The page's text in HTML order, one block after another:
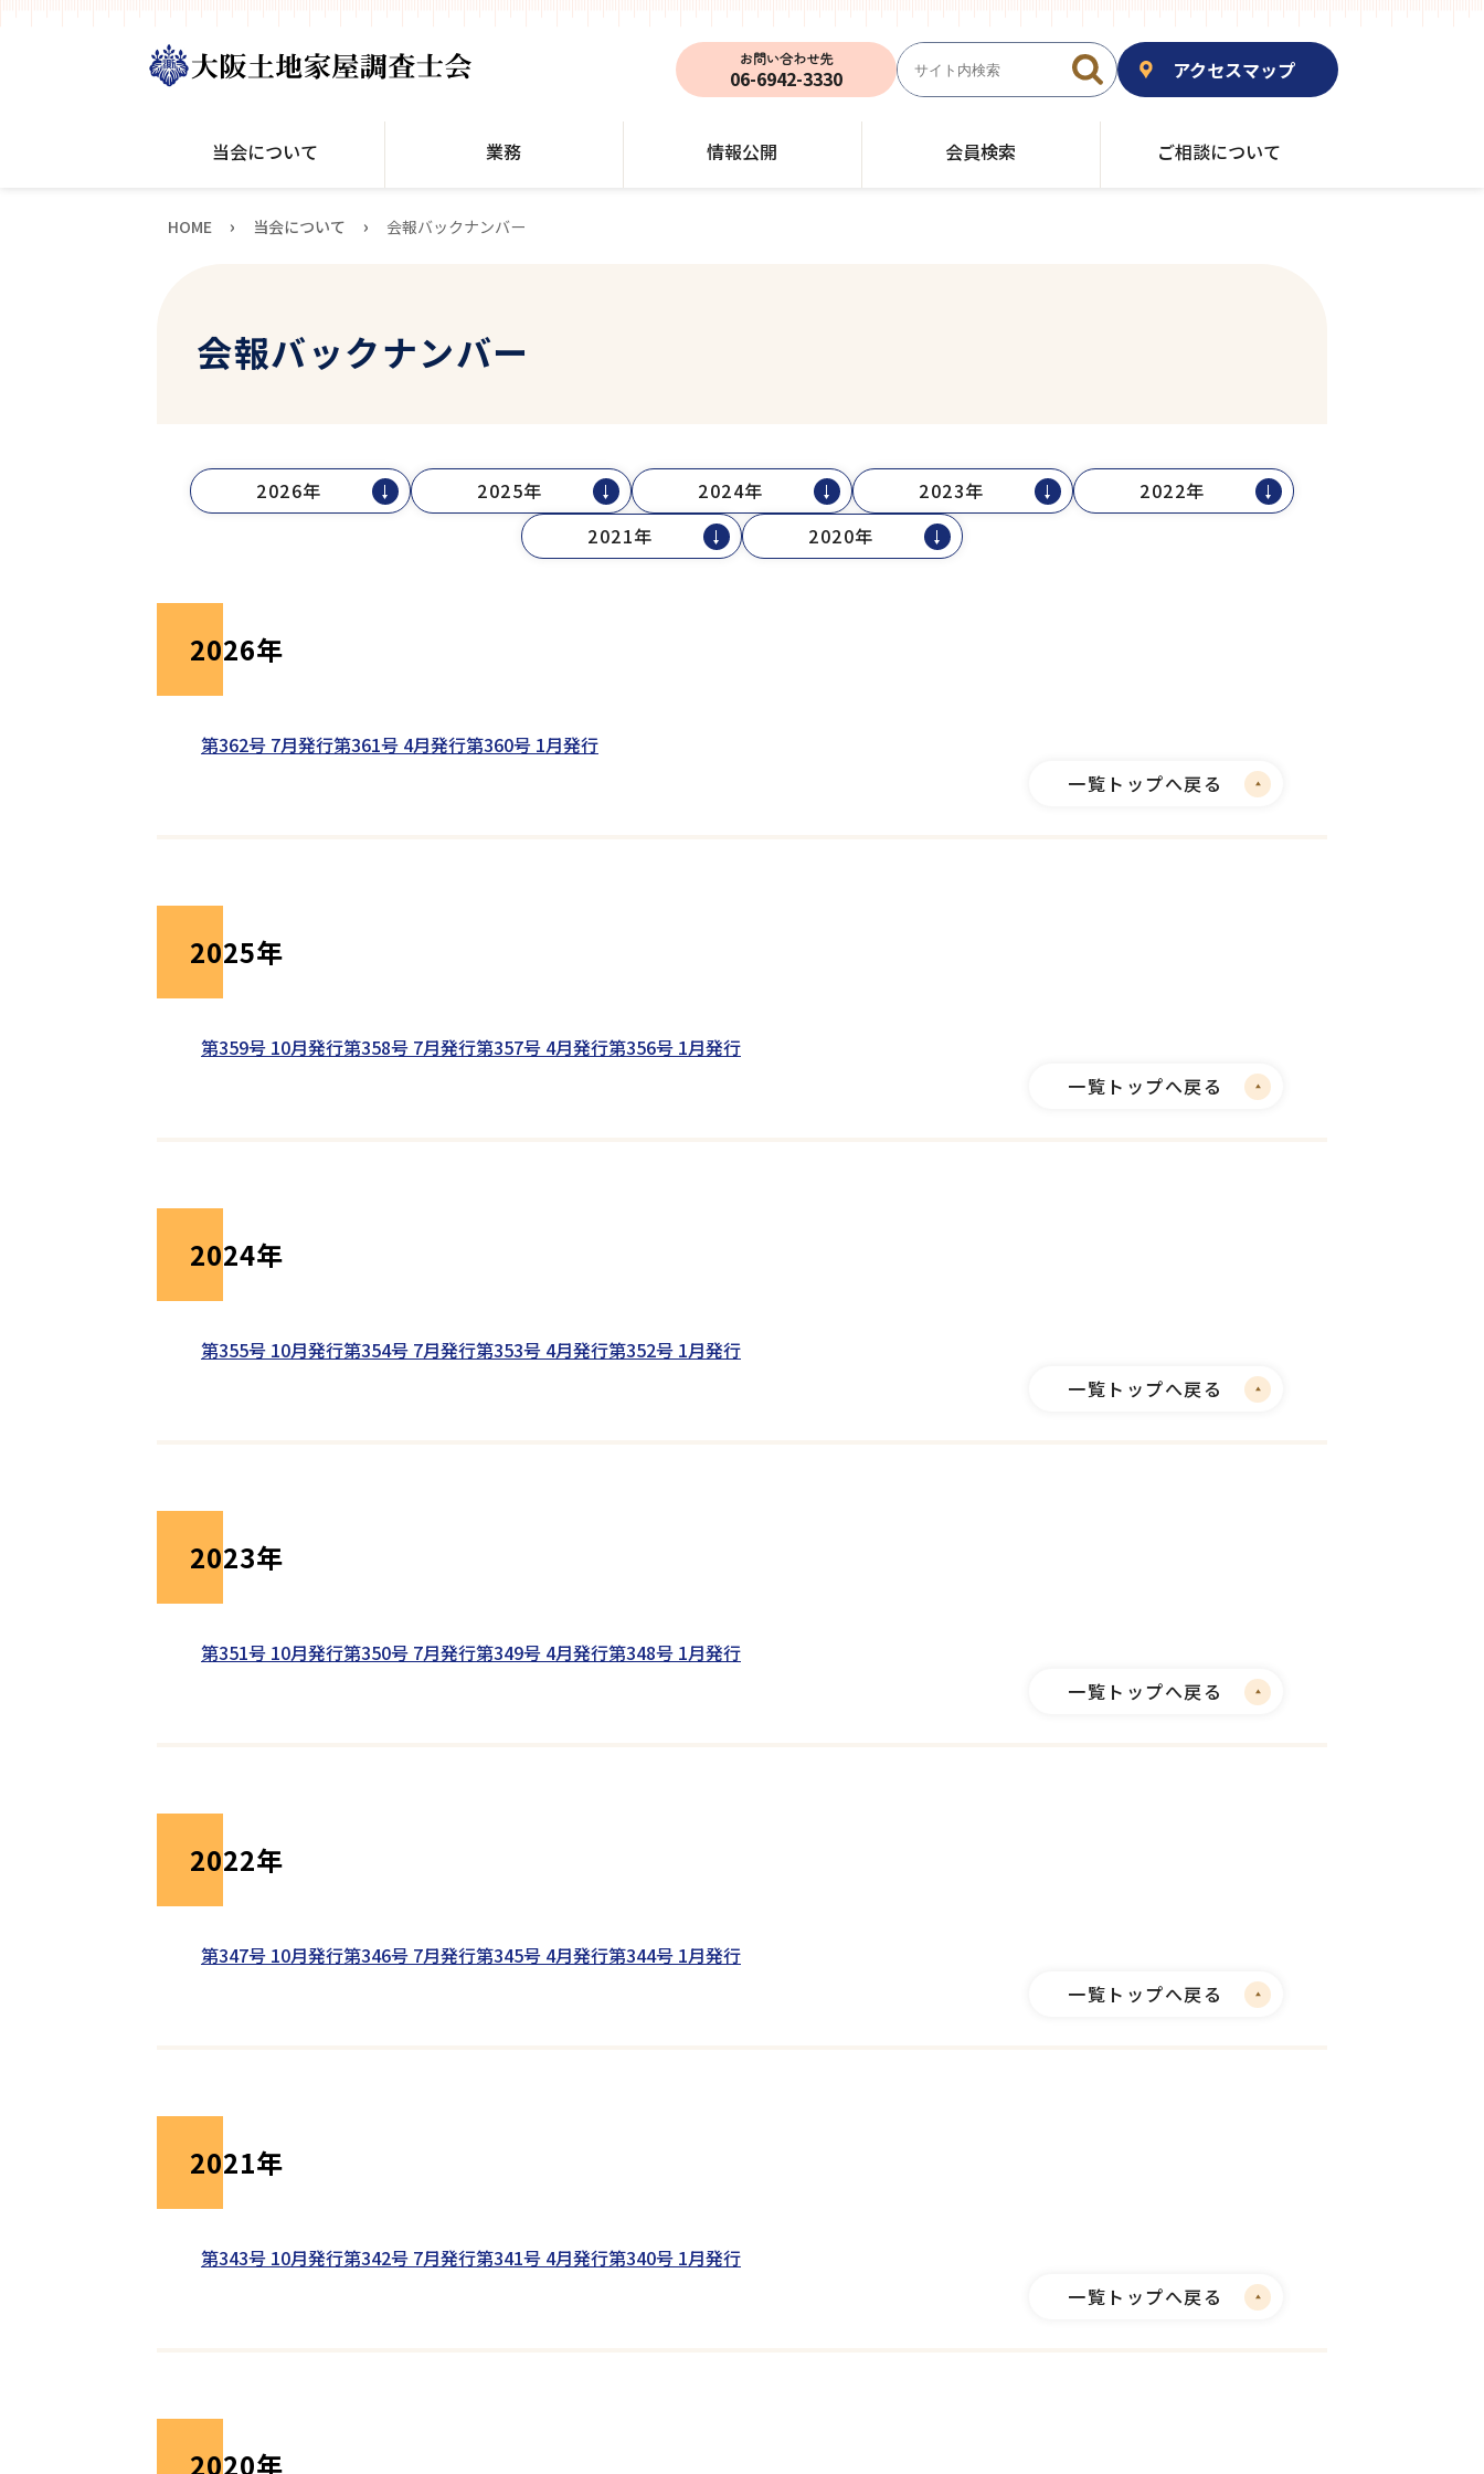
お問い合わせ先
06-6942-3330 アクセスマップ
当会について 業務 情報公開 会員検索 ご相談について
HOME › 当会について › 会報バックナンバー
会報バックナンバー
2026年 2025年 2024年 2023年
2022年
2021年
2020年
2026年
第362号 7月発行第361号 4月発行第360号 1月発行
一覧トップへ戻る
2025年
第359号 10月発行第358号 7月発行第357号 4月発行第356号 1月発行
一覧トップへ戻る
2024年
第355号 10月発行第354号 7月発行第353号 4月発行第352号 1月発行
一覧トップへ戻る
2023年
第351号 10月発行第350号 7月発行第349号 4月発行第348号 1月発行
一覧トップへ戻る
2022年
第347号 10月発行第346号 7月発行第345号 4月発行第344号 1月発行
一覧トップへ戻る
2021年
第343号 10月発行第342号 7月発行第341号 4月発行第340号 1月発行
一覧トップへ戻る
2020年